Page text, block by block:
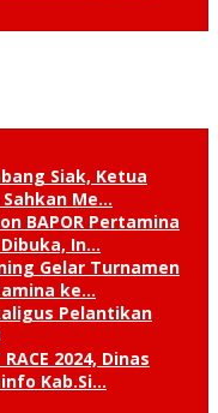
Siak, Ketua
Sahkan Me…
BAPOR Pertamina
In…
Gelar Turnamen
ke…
Pelantikan
2024, Dinas
Kab.Si…